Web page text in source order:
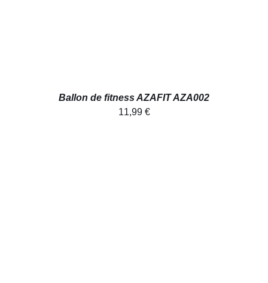
Ballon de fitness AZAFIT AZA002
11,99 €